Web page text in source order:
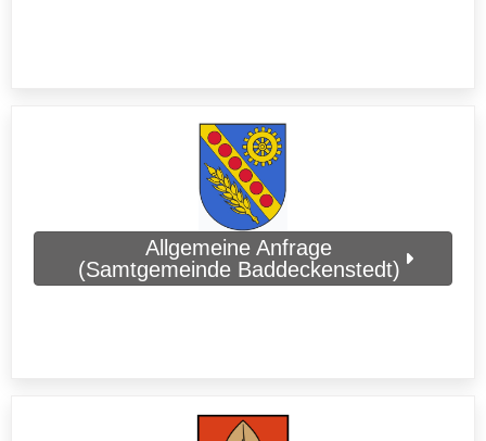
Allgemeine Anfrage
(Samtgemeinde Baddeckenstedt)